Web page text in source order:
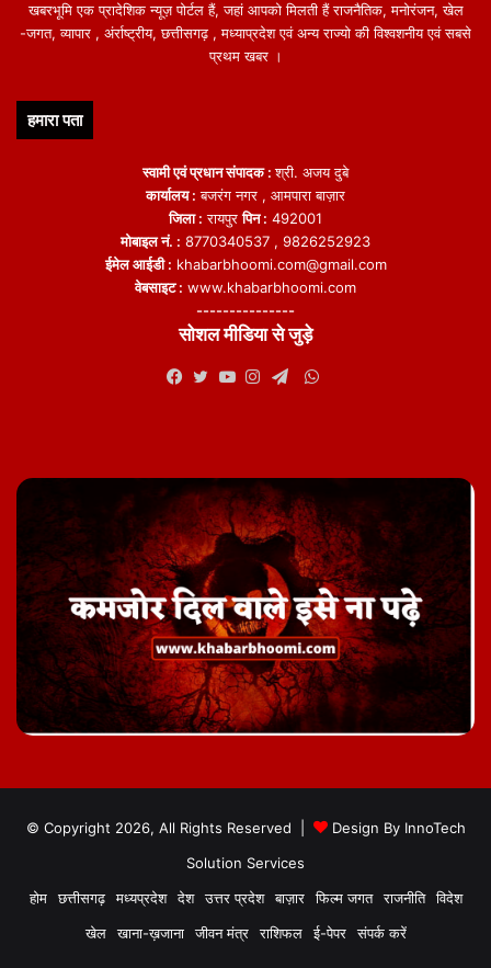
खबरभूमि एक प्रादेशिक न्यूज़ पोर्टल हैं, जहां आपको मिलती हैं राजनैतिक, मनोरंजन, खेल
-जगत, व्यापार , अंर्राष्ट्रीय, छत्तीसगढ़ , मध्याप्रदेश एवं अन्य राज्यो की विश्वशनीय एवं सबसे
प्रथम खबर ।
हमारा पता
स्वामी एवं प्रधान संपादक :श्री. अजय दुबे
कार्यालय : बजरंग नगर , आमपारा बाज़ार
जिला : रायपुरपिन : 492001
मोबाइल नं. : 8770340537 , 9826252923
ईमेल आईडी : khabarbhoomi.com@gmail.com
वेबसाइट : www.khabarbhoomi.com
---------------
सोशल मीडिया से जुड़े
WhatsApp
© Copyright 2026, All Rights Reserved | Design By InnoTech
Solution Services
होम
छत्तीसगढ़ मध्यप्रदेश देश उत्तर प्रदेश बाज़ार फिल्म जगत राजनीति
विदेश
खेल
खाना-ख़जाना जीवन मंत्र राशिफल ई-पेपर संपर्क करें